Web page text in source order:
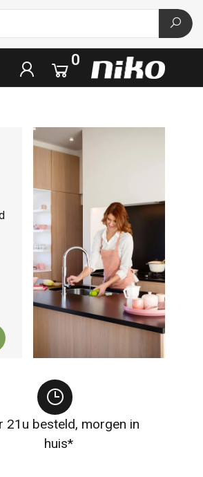
0
21u besteld, morgen in
huis*